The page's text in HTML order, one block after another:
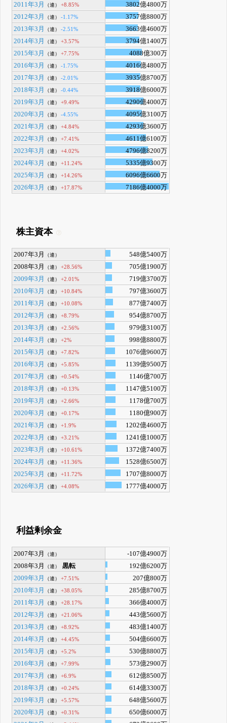
2011年3月
（連） +8.85%
3802億4800万
2012年3月
（連） -1.17%
3757億8800万
2013年3月
（連） -2.51%
3663億4600万
2014年3月
（連） +3.57%
3794億1400万
2015年3月
（連） +7.75%
4088億300万
2016年3月
（連） -1.75%
4016億4800万
2017年3月
（連） -2.01%
3935億8700万
2018年3月
（連） -0.44%
3918億6000万
2019年3月
（連） +9.49%
4290億4000万
2020年3月
（連） -4.55%
4095億3100万
2021年3月
（連） +4.84%
4293億3600万
2022年3月
（連） +7.41%
4611億6100万
2023年3月
（連） +4.02%
4796億8200万
2024年3月
（連） +11.24%
5335億9300万
2025年3月
（連） +14.26%
6096億6600万
2026年3月
（連） +17.87% 7186億4000万
株主資本
2007年3月 （連）
548億5400万
2008年3月
（連） +28.56%
705億1900万
2009年3月
（連） +2.01%
719億3700万
2010年3月
（連） +10.84%
797億3600万
2011年3月
（連） +10.08%
877億7400万
2012年3月
（連） +8.79%
954億8700万
2013年3月
（連） +2.56%
979億3100万
2014年3月
（連） +2%
998億8800万
2015年3月
（連） +7.82%
1076億9600万
2016年3月
（連） +5.85%
1139億9500万
2017年3月
（連） +0.54%
1146億700万
2018年3月
（連） +0.13%
1147億5100万
2019年3月
（連） +2.66%
1178億700万
2020年3月
（連） +0.17%
1180億900万
2021年3月
（連） +1.9%
1202億4600万
2022年3月
（連） +3.21%
1241億1000万
2023年3月
（連） +10.61%
1372億7400万
2024年3月
（連） +11.36%
1528億6500万
2025年3月
（連） +11.72%
1707億8000万
2026年3月
（連） +4.08% 1777億4000万
利益剰余金
2007年3月 （連）
-107億4900万
2008年3月
（連） 黒転
192億6200万
2009年3月
（連） +7.51%
207億800万
2010年3月
（連） +38.05%
285億8700万
2011年3月
（連） +28.17%
366億4000万
2012年3月
（連） +21.06%
443億5600万
2013年3月
（連） +8.92%
483億1400万
2014年3月
（連） +4.45%
504億6600万
2015年3月
（連） +5.2%
530億8800万
2016年3月
（連） +7.99%
573億2900万
2017年3月
（連） +6.9%
612億8500万
2018年3月
（連） +0.24%
614億3300万
2019年3月
（連） +5.57%
648億5600万
2020年3月
（連） +0.31%
650億6000万